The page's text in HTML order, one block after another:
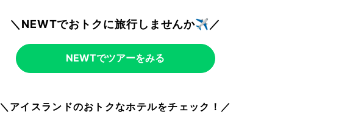
＼NEWTでおトクに旅行しませんか✈️／
NEWTでツアーをみる
＼アイスランドのおトクなホテルをチェック！／